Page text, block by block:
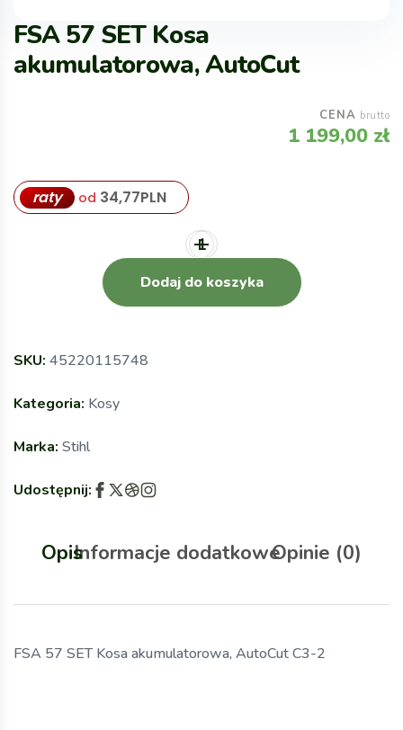
FSA 57 SET Kosa
akumulatorowa, AutoCut
CENA brutto
1 199,00 zł
raty od 34,77PLN
Dodaj do koszyka
SKU: 45220115748
Kategoria: Kosy
Marka: Stihl
Udostępnij:
OpisInformacje dodatkoweOpinie (0)
FSA 57 SET Kosa akumulatorowa, AutoCut C3-2